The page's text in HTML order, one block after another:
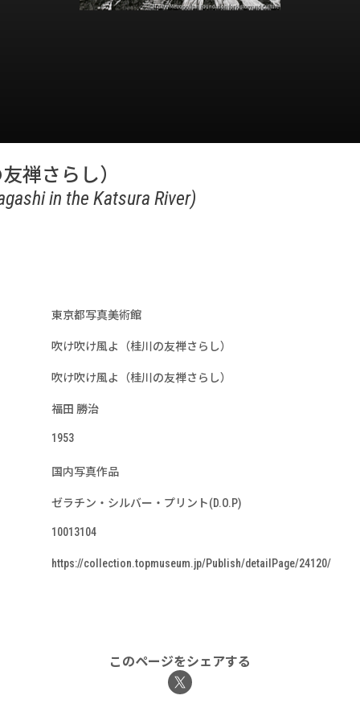
禅さらし）
in the Katsura River)
東京都写真美術館
吹け吹け風よ（桂川の友禅さらし）
吹け吹け風よ（桂川の友禅さらし）
福田 勝治
1953
国内写真作品
ゼラチン・シルバー・プリント(D.O.P)
10013104
https://collection.topmuseum.jp/Publish/detailPage/24120/
このページをシェアする